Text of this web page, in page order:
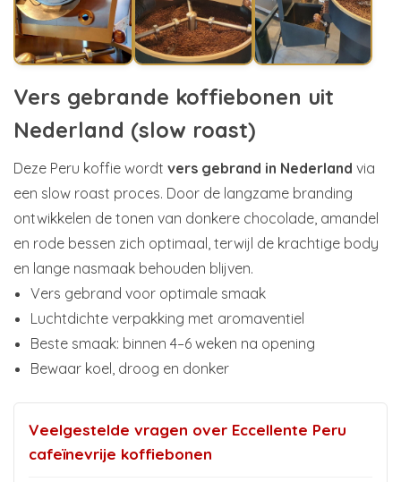
Vers gebrande koffiebonen uit
Nederland (slow roast)
Deze Peru koffie wordt vers gebrand in Nederland via
een slow roast proces. Door de langzame branding
ontwikkelen de tonen van donkere chocolade, amandel
en rode bessen zich optimaal, terwijl de krachtige body
en lange nasmaak behouden blijven.
Vers gebrand voor optimale smaak
Luchtdichte verpakking met aromaventiel
Beste smaak: binnen 4–6 weken na opening
Bewaar koel, droog en donker
Veelgestelde vragen over Eccellente Peru
cafeïnevrije koffiebonen